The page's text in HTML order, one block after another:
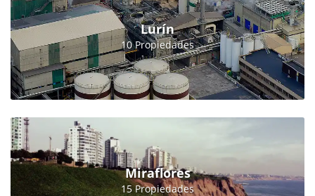
Lurín
10 Propiedades
Miraflores
15 Propiedades